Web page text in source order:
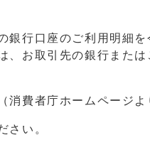
行口座のご利用明細
、お取引先の銀行また
消費者庁ホームページよ
さい。